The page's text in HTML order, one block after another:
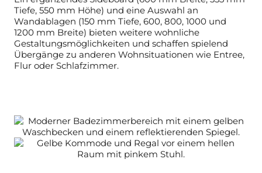
Tiefe, 550 mm Höhe) und eine Auswahl an
Wandablagen (150 mm Tiefe, 600, 800, 1000 und
1200 mm Breite) bieten weitere wohnliche
Gestaltungsmöglichkeiten und schaffen spielend
Übergänge zu anderen Wohnsituationen wie Entree,
Flur oder Schlafzimmer.